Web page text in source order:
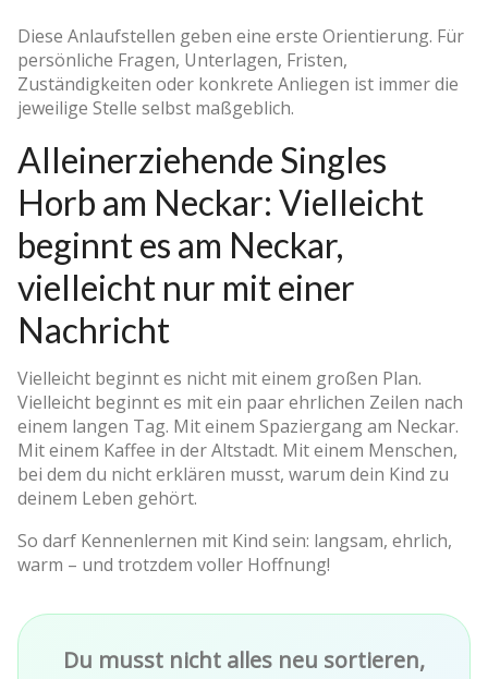
Diese Anlaufstellen geben eine erste Orientierung. Für
persönliche Fragen, Unterlagen, Fristen,
Zuständigkeiten oder konkrete Anliegen ist immer die
jeweilige Stelle selbst maßgeblich.
Alleinerziehende Singles
Horb am Neckar: Vielleicht
beginnt es am Neckar,
vielleicht nur mit einer
Nachricht
Vielleicht beginnt es nicht mit einem großen Plan.
Vielleicht beginnt es mit ein paar ehrlichen Zeilen nach
einem langen Tag. Mit einem Spaziergang am Neckar.
Mit einem Kaffee in der Altstadt. Mit einem Menschen,
bei dem du nicht erklären musst, warum dein Kind zu
deinem Leben gehört.
So darf Kennenlernen mit Kind sein: langsam, ehrlich,
warm – und trotzdem voller Hoffnung!
Du musst nicht alles neu sortieren,